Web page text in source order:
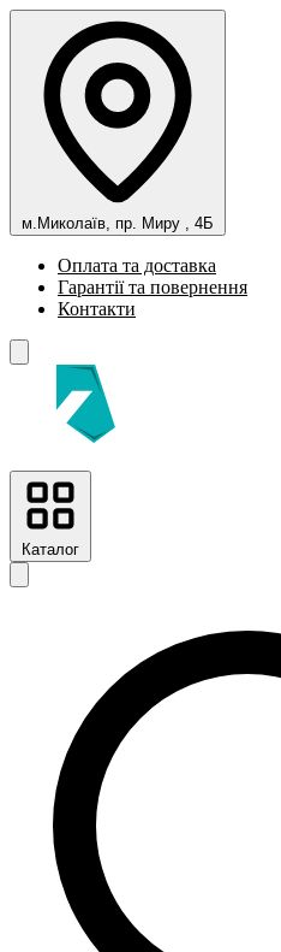
м.Миколаїв, пр. Миру , 4Б
Оплата та доставка
Гарантії та повернення
Контакти
Каталог